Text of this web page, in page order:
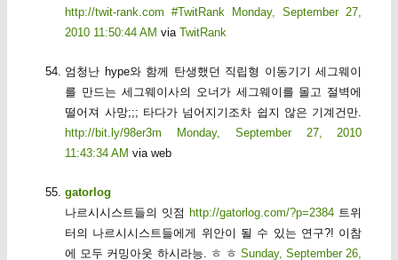
http://twit-rank.com
#TwitRank
Monday, September 27,
2010 11:50:44 AM viaTwitRank
엄청난 hype와 함께 탄생했던 직립형 이동기기 세그웨이
를 만드는 세그웨이사의 오너가 세그웨이를 몰고 절벽에
떨어져 사망;;; 타다가 넘어지기조차 쉽지 않은 기계건만.
http://bit.ly/98er3m
Monday, September 27, 2010
11:43:34 AM via web
gatorlog
나르시시스트들의 잇점 http://gatorlog.com/?p=2384 트위
터의 나르시시스트들에게 위안이 될 수 있는 연구?! 이참
에 모두 커밍아웃 하시라능. ㅎ ㅎSunday, September 26,